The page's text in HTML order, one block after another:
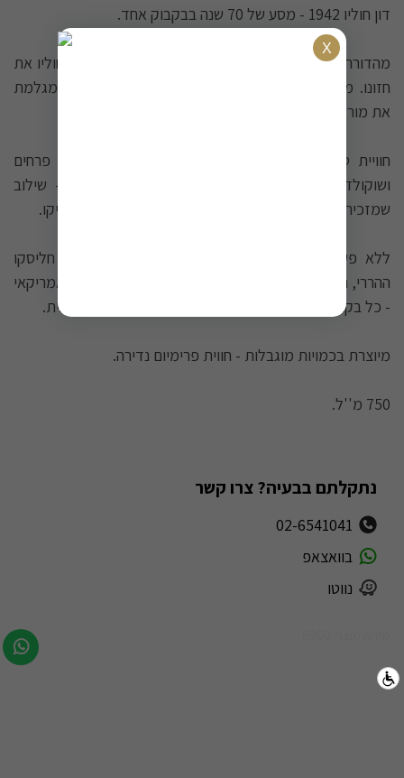
דון חוליו 1942 - מסע של 70 שנה בבקבוק אחד.
מהדורה מוגבלת המכבדת את שנת 1942, בה החל דון חוליו את
חזונו. מיושנת שנתיים וחצי בקפידה, טקילה יוקרתית זו מגלמת
את מורשת המזקקה האגדית La Primavera.
חוויית טעם בלתי נשכחת: ניחוחות עשירים של קרמל, פרחים
ושוקולד נפגשים עם טעמי ווניל ואגבה כחולה צלויה - שילוב
שמזכיר מדוע דון חוליו היא הטקילה הנמכרת ביותר במקסיקו.
ללא פשרות. רק מצוינות. 100% אגבה כחולה מאזור חליסקו
ההררי, תהליך ייצור מסורתי ומוקפד, ויישון בחביות וויסקי אמריקאי
- כל בקבוק הוא יצירת מופת של אומנות הזיקוק המקסיקנית.
מיוצרת בכמויות מוגבלות - חווית פרימיום נדירה.
750 מ''ל.
נתקלתם בבעיה? צרו קשר
02-6541041
בוואצאפ
נווטו